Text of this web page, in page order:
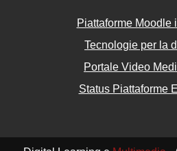
Piattaforme Moodle
Tecnologie per la
Portale Video
Status Piattaforme